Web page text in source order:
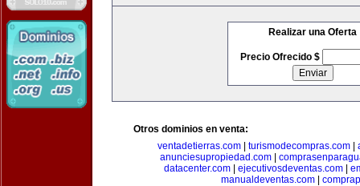
Realizar una Oferta
Precio Ofrecido $
Otros dominios en venta:
ventadetierras.com
turismodecompras.com
anunciesupropiedad.com|
datacenter.com
ejecutivosdeventas.com
manualdeventas.com|